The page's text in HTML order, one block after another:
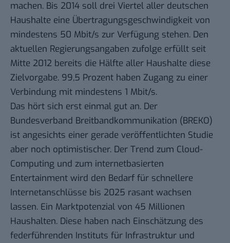
machen. Bis 2014 soll drei Viertel aller deutschen
Haushalte eine Übertragungsgeschwindigkeit von
mindestens 50 Mbit/s zur Verfügung stehen. Den
aktuellen Regierungsangaben zufolge erfüllt seit
Mitte 2012 bereits die Hälfte aller Haushalte diese
Zielvorgabe. 99,5 Prozent haben Zugang zu einer
Verbindung mit mindestens 1 Mbit/s.
Das hört sich erst einmal gut an. Der
Bundesverband Breitbandkommunikation (BREKO)
ist angesichts einer gerade veröffentlichten Studie
aber noch optimistischer. Der Trend zum Cloud-
Computing und zum internetbasierten
Entertainment wird den Bedarf für schnellere
Internetanschlüsse bis 2025 rasant wachsen
lassen. Ein Marktpotenzial von 45 Millionen
Haushalten. Diese haben nach Einschätzung des
federführenden Instituts für Infrastruktur und